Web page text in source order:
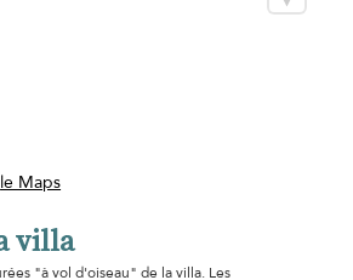
Maps
villa
"à vol d'oiseau" de la villa. Les